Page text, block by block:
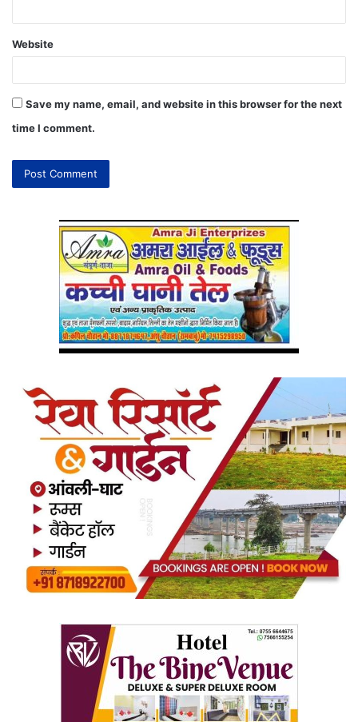
Website
Save my name, email, and website in this browser for the next
time I comment.